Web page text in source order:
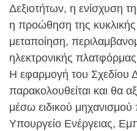
Δεξιοτήτων, η ενίσχυση
η προώθηση της κυκλικής
μεταποίηση,
ηλεκτρονικής
Η εφαρμογή του Σχεδίου
παρακολουθείται και θα
μέσω ειδικού
Υπουργείο Ενέργειας,